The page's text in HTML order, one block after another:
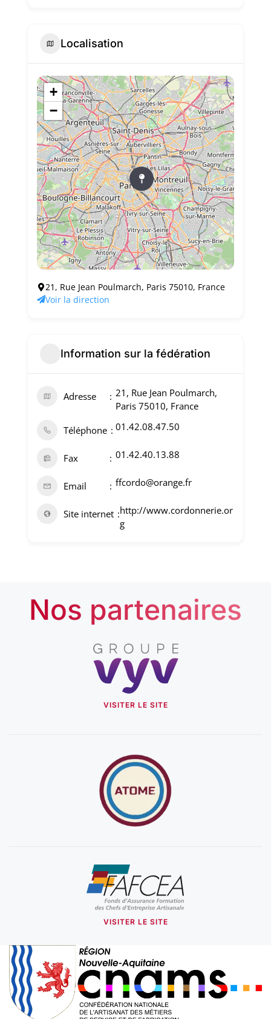
Localisation
+
−
21, Rue Jean Poulmarch, Paris 75010, France
Voir la direction
Information sur la fédération
Adresse
21, Rue Jean Poulmarch,
Paris 75010, France
Téléphone
01.42.08.47.50
Fax 01.42.40.13.88
Email ffcordo@orange.fr
Site internet http://www.cordonnerie.or
g
Nos partenaires
VISITER LE SITE
VISITER LE SITE